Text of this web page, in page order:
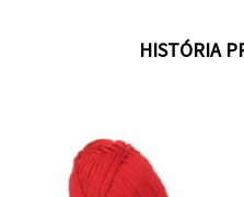
HISTÓRIA